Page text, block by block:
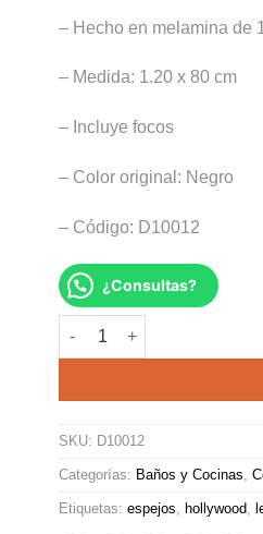
– Hecho en melamina de
– Medida: 1.20 x 80 cm
– Incluye focos
– Color original: Negro
– Código: D10012
¿Consultas?
TOCADOR NYX cantidad
SKU: D10012
Categorías: Baños y Cocinas
Etiquetas: espejos hollywood